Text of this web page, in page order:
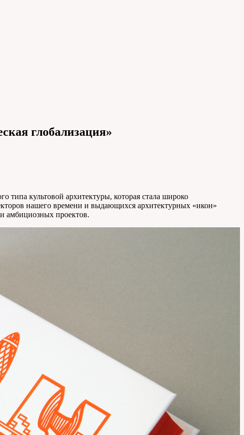
глобализация»
типа культовой архитектуры, которая стала широко
нашего времени и выдающихся архитектурных «икон»
амбициозных проектов.